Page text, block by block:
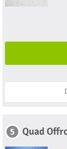
5 Quad